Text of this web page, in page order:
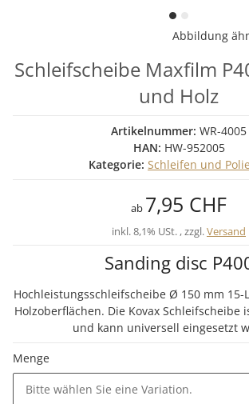
Abbildung
Schleifscheibe Maxfilm
und Holz
Artikelnummer: WR-4005
HAN: HW-952005
Kategorie: Schleifen und
ab 7,95 CHF
inkl. 8,1% USt. , zzgl.Versand
Sanding disc
Hochleistungsschleifscheibe Ø 150 mm 15-
Holzoberflächen. Die Kovax Schleifscheibe
und kann universell eingesetzt
Menge
Bitte wählen Sie eine Variation.